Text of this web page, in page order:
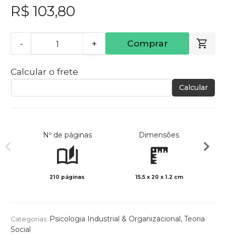
R$ 103,80
- + Comprar
Calcular o frete
Calcular
Nº de páginas
210 páginas
Dimensões
15.5 x 20 x 1.2 cm
Categorias: Psicologia Industrial & Organizacional, Teoria
Social